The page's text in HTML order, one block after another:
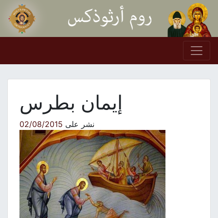
Skip to content
Main Navigation
إيمان بطرس
نشر على02/08/2015